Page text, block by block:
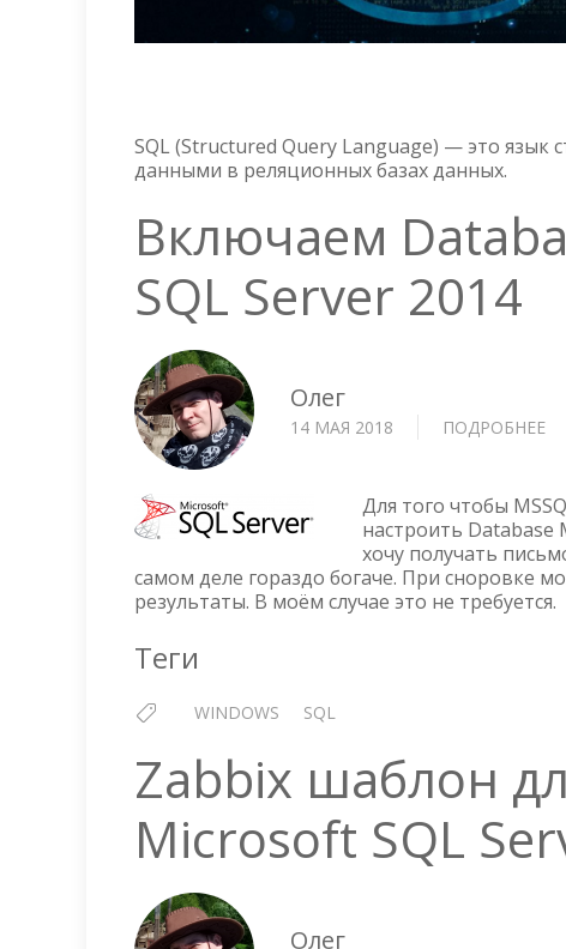
SQL (Structured Query Language) — это язык
данными в реляционных базах данных.
Включаем
SQL Server 2014
Олег
14 МАЯ 2018 ПОДРОБНЕЕ
В
Для того чтобы
настроить Database
хочу получать
самом деле гораздо богаче. При сноровке
результаты. В моём случае это не требуется.
Теги
WINDOWS SQL
Zabbix шаблон
Microsoft SQL
Олег